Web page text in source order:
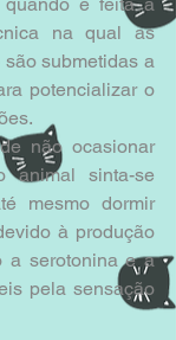
na qual as
submetidas a
potencializar o
não ocasionar
sinta-se
mesmo dormir
à produção
a serotonina e a
pela sensação